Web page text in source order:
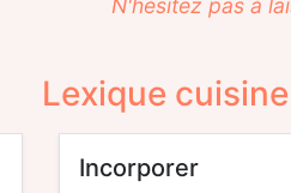
N'hésitez pas à
Lexique
incorporer